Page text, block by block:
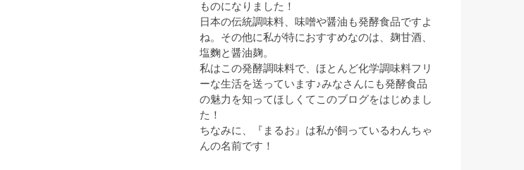
ものになりました！
日本の伝統調味料、味噌や醤油も発酵食品ですよ
ね。その他に私が特におすすめなのは、麹甘酒、
塩麴と醤油麹。
私はこの発酵調味料で、ほとんど化学調味料フリ
ーな生活を送っています♪みなさんにも発酵食品
の魅力を知ってほしくてこのブログをはじめまし
た！
ちなみに、『まるお』は私が飼っているわんちゃ
んの名前です！